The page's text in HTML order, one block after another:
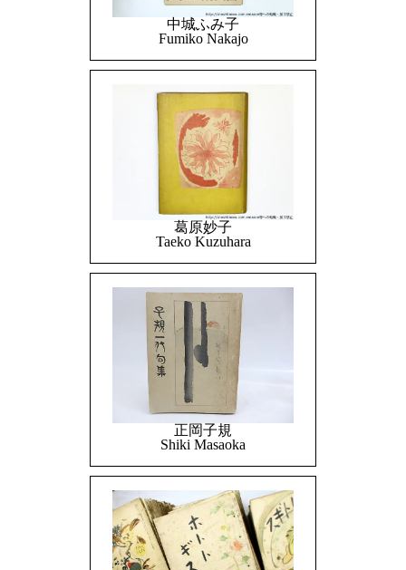
中城ふみ子
Fumiko Nakajo
葛原妙子
Taeko Kuzuhara
正岡子規
Shiki Masaoka